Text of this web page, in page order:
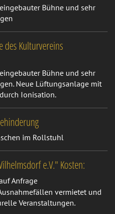
Bühne und sehr
des Kulturvereins
Bühne und sehr
Neue Lüftungsanlage mit
Ionisation.
im Rollstuhl
e.V." Kosten:
Anfrage
vermietet und
Veranstaltungen.